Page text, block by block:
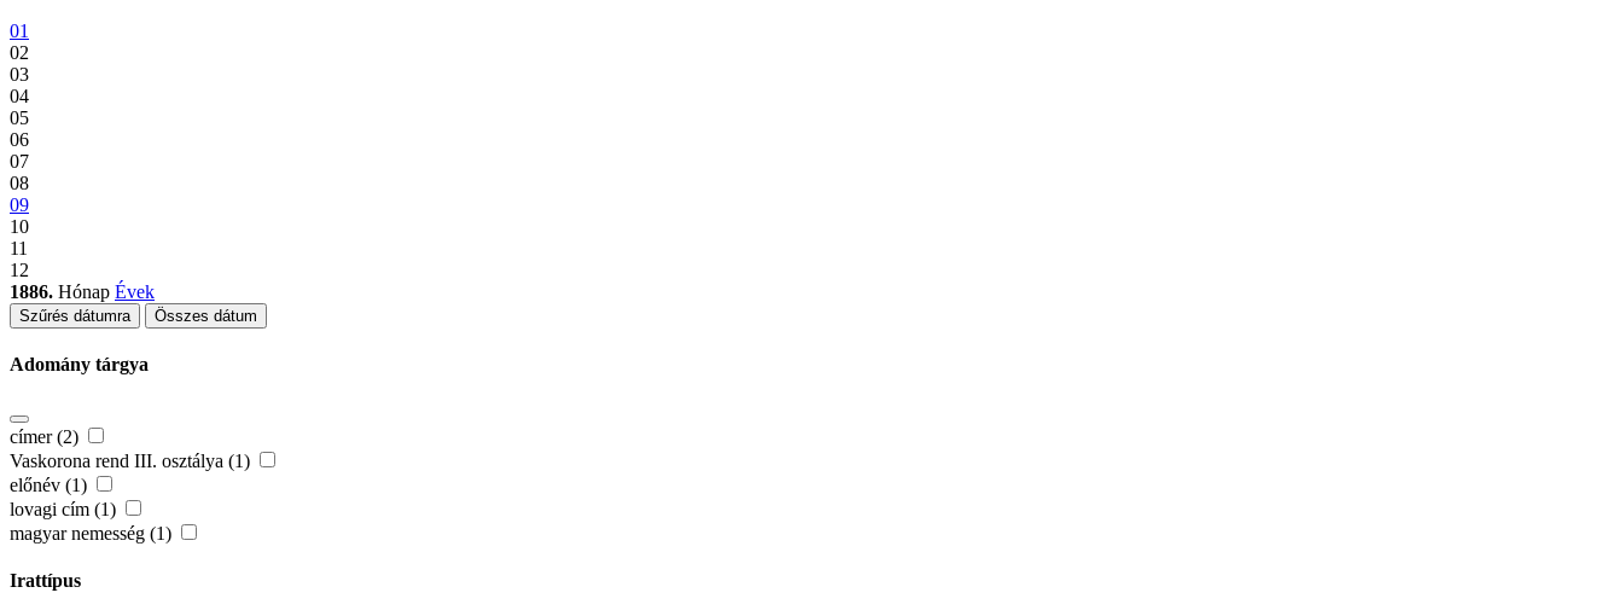
01
02
03
04
05
06
07
08
09
10
11
12
1886. Hónap Évek
Szűrés dátumra Összes dátum
Adomány tárgya
címer (2)
Vaskorona rend III. osztálya (1)
előnév (1)
lovagi cím (1)
magyar nemesség (1)
Irattípus